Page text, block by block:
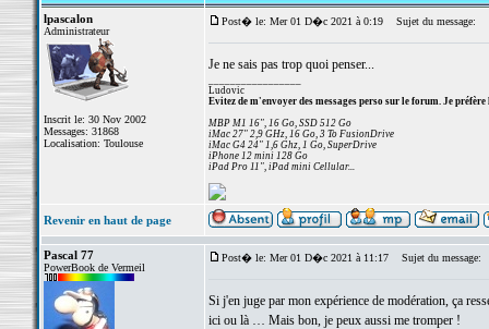
lpascalon
Administrateur
Inscrit le: 30 Nov 2002
Messages: 31868
Localisation: Toulouse
Post� le: Mer 01 D�c 2021 à 0:19 Sujet du message:
Je ne sais pas trop quoi penser...
Ludovic
Evitez de m'envoyer des messages perso sur le forum. Je préfère
MBP M1 16", 16 Go, SSD 512 Go
iMac 27" 2,9 GHz, 16 Go, 3 To FusionDrive
iMac G4 24" 1,6 Ghz, 1 Go, SuperDrive
iPhone 12 mini 128 Go
iPad Pro 11", iPad mini Cellular...
Revenir en haut de page
Pascal 77
PowerBook de Vermeil
Post� le: Mer 01 D�c 2021 à 11:17 Sujet du message:
Si j'en juge par mon expérience de modération, ça
ici ou là … Mais bon, je peux aussi me tromper !